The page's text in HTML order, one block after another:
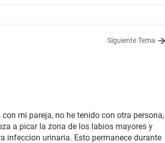
Siguiente Tema
mi pareja, no he tenido con otra persona,
a picar la zona de los labios mayores y
infeccion urinaria. Esto permanece durante